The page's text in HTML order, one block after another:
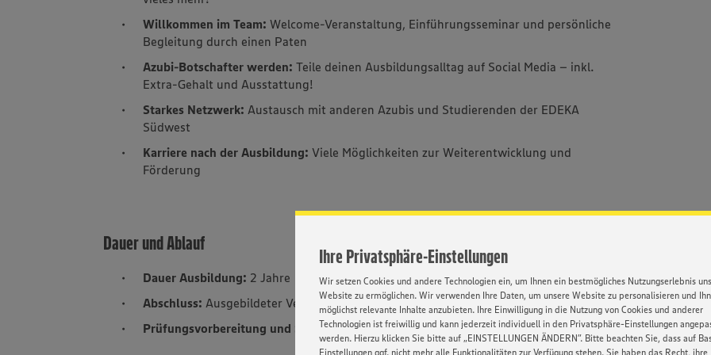
Ihre Privatsphäre-Einstellungen
Wir setzen Cookies und andere Technologien ein, um Ihnen ein bestmögliches Nutzungserlebnis
Website zu ermöglichen. Wir verwenden Ihre Daten, um unsere Website zu personalisieren und
möglichst relevante Inhalte anzubieten. Ihre Einwilligung in die Nutzung von Cookies und anderer
Technologien ist freiwillig und kann jederzeit individuell in den Privatsphäre-Einstellungen
werden. Hierzu klicken Sie bitte auf „EINSTELLUNGEN ÄNDERN”. Bitte beachten Sie, dass auf
Einstellungen ggf. nicht mehr alle Funktionalitäten zur Verfügung stehen. Sie haben das Recht, ihre
Willkommen im Team: Welcome-Veranstaltung, Einführungsseminar und persönliche
Begleitung durch einen Paten
Azubi-Botschafter werden: Teile deinen Ausbildungsalltag auf Social Media – inkl.
Extra-Gehalt und Ausstattung!
Starkes Netzwerk: Austausch mit anderen Azubis und Studierenden der EDEKA
Südwest
Karriere nach der Ausbildung: Viele Möglichkeiten zur Weiterentwicklung und
Förderung
Dauer und Ablauf
Dauer Ausbildung: 2 Jahre
Abschluss: Ausgebildeter Verkäufer – Fachrichtung Bäckerei
Prüfungsvorbereitung und Seminare zusätzlich zu der Berufsschule
Ihre
Mehr über
https://